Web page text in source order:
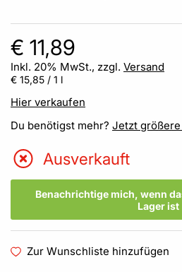
€ 11,89
Inkl. 20% MwSt., zzgl. Versand
€ 15,85 / 1 l
Hier verkaufen
Du benötigst mehr? Jetzt
Ausverkauft
Benachrichtige mich, wenn
Lager ist
Zur Wunschliste hinzufügen